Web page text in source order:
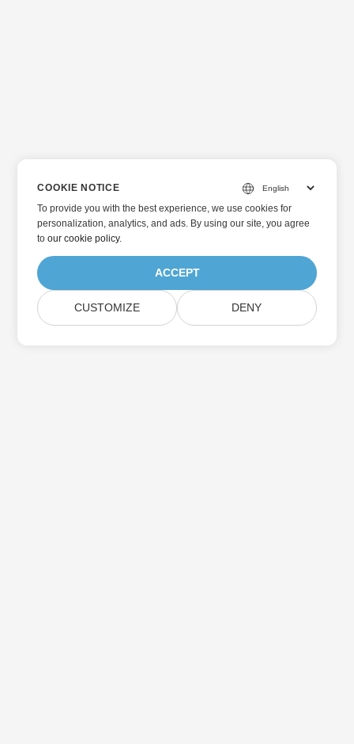
COOKIE NOTICE
To provide you with the best experience, we use cookies for
personalization, analytics, and ads. By using our site, you agree
toour cookie policy.
ACCEPT
CUSTOMIZE DENY